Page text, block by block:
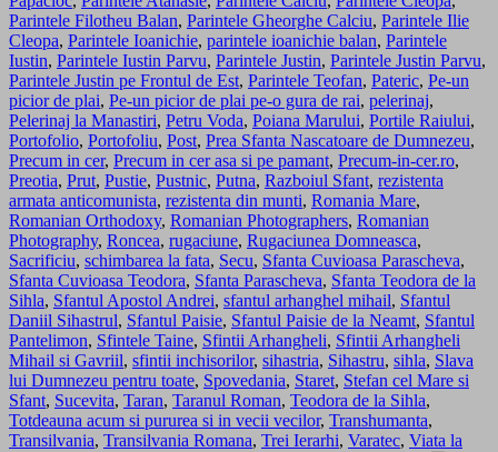
Parintele Filotheu Balan, Parintele Gheorghe Calciu, Parintele Ilie
Cleopa, Parintele Ioanichie, parintele ioanichie balan, Parintele
Iustin, Parintele Iustin Parvu, Parintele Justin, Parintele Justin Parvu,
Parintele Justin pe Frontul de Est, Parintele Teofan, Pateric, Pe-un
picior de plai, Pe-un picior de plai pe-o gura de rai, pelerinaj,
Pelerinaj la Manastiri, Petru Voda, Poiana Marului, Portile Raiului,
Portofolio, Portofoliu, Post, Prea Sfanta Nascatoare de Dumnezeu,
Precum in cer, Precum in cer asa si pe pamant, Precum-in-cer.ro,
Preotia, Prut, Pustie, Pustnic, Putna, Razboiul Sfant, rezistenta
armata anticomunista, rezistenta din munti, Romania Mare,
Romanian Orthodoxy, Romanian Photographers, Romanian
Photography, Roncea, rugaciune, Rugaciunea Domneasca,
Sacrificiu, schimbarea la fata, Secu, Sfanta Cuvioasa Parascheva,
Sfanta Cuvioasa Teodora, Sfanta Parascheva, Sfanta Teodora de la
Sihla, Sfantul Apostol Andrei, sfantul arhanghel mihail, Sfantul
Daniil Sihastrul, Sfantul Paisie, Sfantul Paisie de la Neamt, Sfantul
Pantelimon, Sfintele Taine, Sfintii Arhangheli, Sfintii Arhangheli
Mihail si Gavriil, sfintii inchisorilor, sihastria, Sihastru, sihla, Slava
lui Dumnezeu pentru toate, Spovedania, Staret, Stefan cel Mare si
Sfant, Sucevita, Taran, Taranul Roman, Teodora de la Sihla,
Totdeauna acum si pururea si in vecii vecilor, Transhumanta,
Transilvania, Transilvania Romana, Trei Ierarhi, Varatec, Viata la